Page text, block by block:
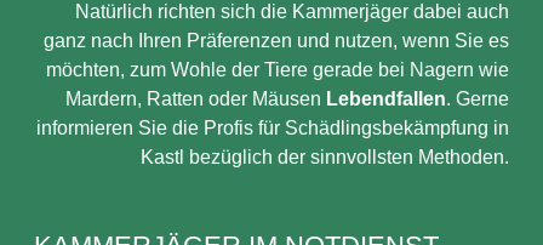
Natürlich richten sich die Kammerjäger dabei auch
ganz nach Ihren Präferenzen und nutzen, wenn Sie es
möchten, zum Wohle der Tiere gerade bei Nagern wie
Mardern, Ratten oder Mäusen Lebendfallen. Gerne
informieren Sie die Profis für Schädlingsbekämpfung in
Kastl bezüglich der sinnvollsten Methoden.